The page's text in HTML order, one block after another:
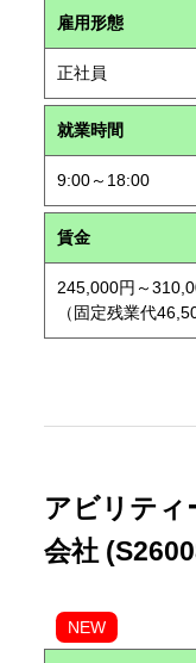
雇用形態
正社員
就業時間
9:00～18:00
賃金
245,000円～
（固定残業代
アビリティ
会社
NEW